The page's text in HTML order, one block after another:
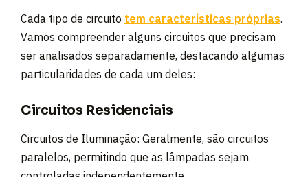
Cada tipo de circuito tem características próprias.
Vamos compreender alguns circuitos que precisam
ser analisados separadamente, destacando algumas
particularidades de cada um deles:
Circuitos Residenciais
Circuitos de Iluminação: Geralmente, são circuitos
paralelos, permitindo que as lâmpadas sejam